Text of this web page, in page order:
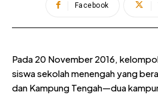
Facebook
Pada 20 November 2016,
siswa sekolah menengah yang
dan Kampung Tengah—dua